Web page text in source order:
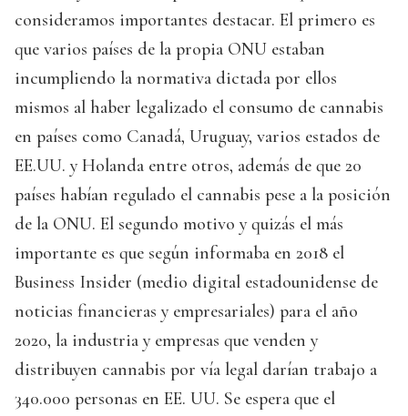
consideramos importantes destacar. El primero es
que varios países de la propia ONU estaban
incumpliendo la normativa dictada por ellos
mismos al haber legalizado el consumo de cannabis
en países como Canadá, Uruguay, varios estados de
EE.UU. y Holanda entre otros, además de que 20
países habían regulado el cannabis pese a la posición
de la ONU. El segundo motivo y quizás el más
importante es que según informaba en 2018 el
Business Insider (medio digital estadounidense de
noticias financieras y empresariales) para el año
2020, la industria y empresas que venden y
distribuyen cannabis por vía legal darían trabajo a
340.000 personas en EE. UU. Se espera que el